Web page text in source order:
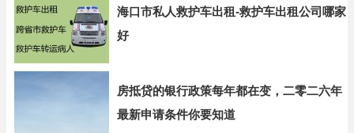
海口市私人救护车出租-救护车出租公司哪家
好
房抵贷的银行政策每年都在变，二零二六年
最新申请条件你要知道